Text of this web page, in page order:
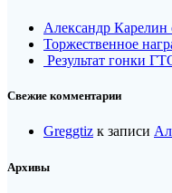
Александр Карелин
Торжественное
Результат гонки
Свежие комментарии
Greggtiz к записи
Архивы